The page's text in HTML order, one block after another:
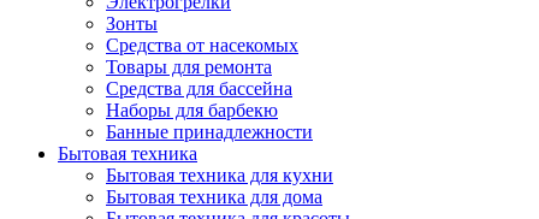
Зонты
Средства от насекомых
Товары для ремонта
Средства для бассейна
Наборы для барбекю
Банные принадлежности
Бытовая техника
Бытовая техника для кухни
Бытовая техника для дома